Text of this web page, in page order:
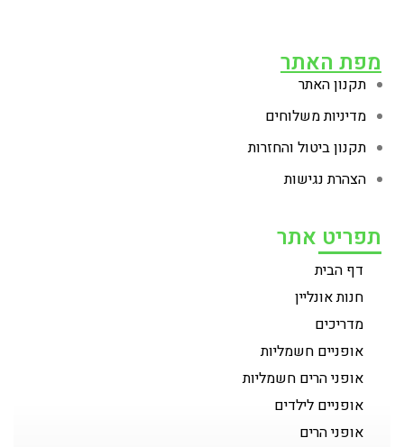
מפת האתר
תקנון האתר
מדיניות משלוחים
תקנון ביטול והחזרות
הצהרת נגישות
תפריט אתר
דף הבית
חנות אונליין
מדריכים
אופניים חשמליות
אופני הרים חשמליות
אופניים לילדים
אופני הרים